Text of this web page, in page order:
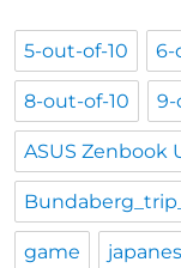
5-out-of-10 6-
8-out-of-10 9-
ASUS Zenbook
game